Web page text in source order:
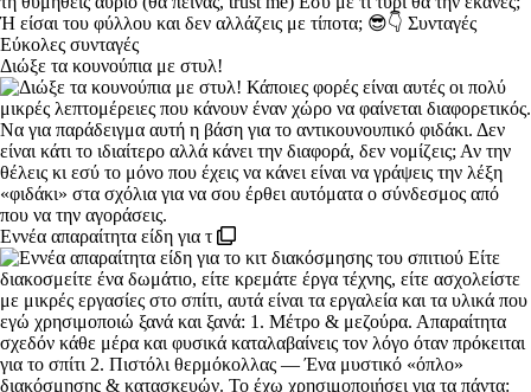
Διώξε τα κουνούπια με στυλ!
Εννέα απαραίτητα είδη για τ